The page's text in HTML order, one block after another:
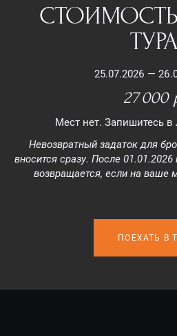
ТУРА
25.07.2026 —
27 000
Мест нет. Запишитесь
Невозвратный задаток для
вносится сразу. После
возвращается, если на ваше
ПОЕХАТЬ В